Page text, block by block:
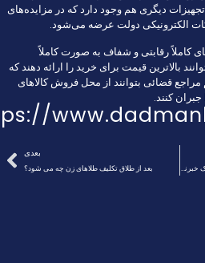
دیگری هم وجود دارد که در مزایده‌های
الکترونیکی دولت عرضه می‌شود.
کاملاً رقابتی و شفاف به صورت کاملاً
بالاترین قیمت برای خرید را ارائه دهند که
مراجع قضائی بتوانند از محل فروش کالا‌های
کنند.
بخشدار شهر قدس در پرونده ضرب و شتم یک خبرنگار محکوم شد
بعدی
بعد از طلاق تکلیف طلاهای زن چه می شود؟